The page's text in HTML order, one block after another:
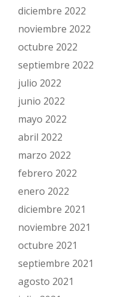
diciembre 2022
noviembre 2022
octubre 2022
septiembre 2022
julio 2022
junio 2022
mayo 2022
abril 2022
marzo 2022
febrero 2022
enero 2022
diciembre 2021
noviembre 2021
octubre 2021
septiembre 2021
agosto 2021